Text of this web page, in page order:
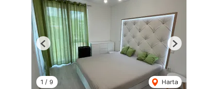
1 / 9 Harta
Previous Next